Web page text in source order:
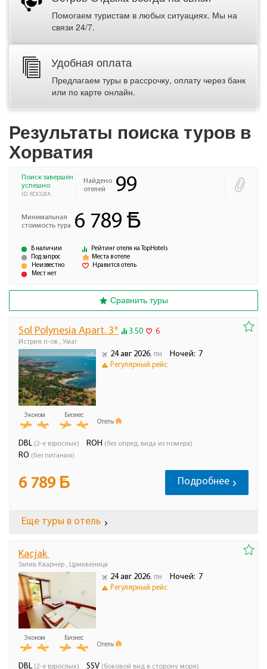
Помогаем туристам в любых ситуациях. Мы на
связи 24/7.
Удобная оплата
Предлагаем туры в рассрочку, оплату через банк
или по карте онлайн.
Результаты поиска туров в
Хорватия